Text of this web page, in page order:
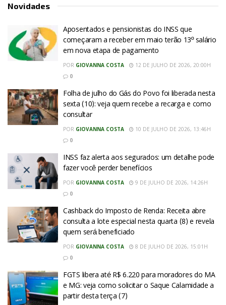
Novidades
Aposentados e pensionistas do INSS que
começaram a receber em maio terão 13º salário
em nova etapa de pagamento
POR GIOVANNA COSTA
12 DE JULHO DE 2026, 20:00H
0
Folha de julho do Gás do Povo foi liberada nesta
sexta (10): veja quem recebe a recarga e como
consultar
POR GIOVANNA COSTA
10 DE JULHO DE 2026, 13:46H
0
INSS faz alerta aos segurados: um detalhe pode
fazer você perder benefícios
POR GIOVANNA COSTA
9 DE JULHO DE 2026, 14:26H
0
Cashback do Imposto de Renda: Receita abre
consulta a lote especial nesta quarta (8) e revela
quem será beneficiado
POR GIOVANNA COSTA
8 DE JULHO DE 2026, 15:01H
0
FGTS libera até R$ 6.220 para moradores do MA
e MG: veja como solicitar o Saque Calamidade a
partir desta terça (7)